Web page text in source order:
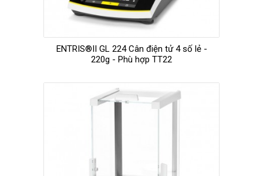
ENTRIS®II GL 224 Cân điện tử 4 số lẻ -
220g - Phù hợp TT22